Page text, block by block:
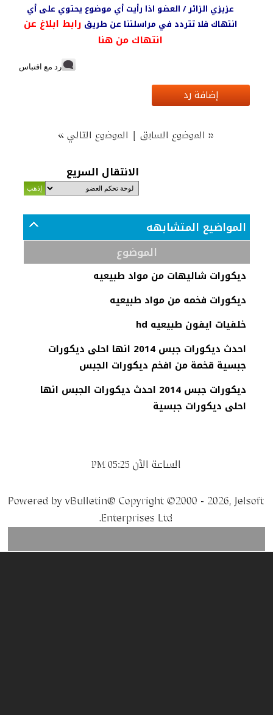
عزيزي الزائر / العضو اذا رأيت أي موضوع يحتوي على أي
انتهاك فلا تتردد في مراسلتنا عن طريق رابط ابلاغ عن
انتهاك من هنا
رد مع اقتباس
إضافة رد
« الموضوع السابق| الموضوع التالي»
الانتقال السريع
المواضيع المتشابهه
الموضوع
ديكورات شاليهات من مواد طبيعيه
ديكورات فخمه من مواد طبيعيه
خلفيات ايفون طبيعيه hd
احدث ديكورات جبس 2014 انها احلى ديكورات
جبسية قخمة من افخم ديكورات الجبس
ديكورات جبس 2014 احدث ديكورات الجبس انها
احلى ديكورات جبسية
الساعة الآن 05:25 PM
Powered by vBulletin® Copyright ©2000 - 2026, Jelsoft
Enterprises Ltd.